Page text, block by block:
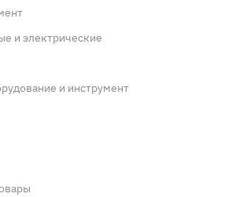
и электрические
и инструмент